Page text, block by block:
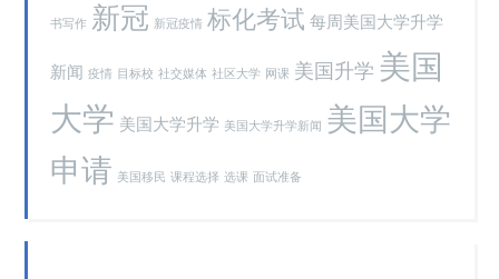
书写作 新冠 新冠疫情 标化考试 每周美国大学升学
新闻 疫情 目标校 社交媒体 社区大学 网课 美国升学 美国
大学 美国大学升学 美国大学升学新闻 美国大学
申请 美国移民 课程选择 选课 面试准备